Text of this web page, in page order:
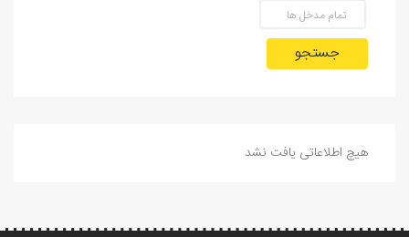
جستجو
هیچ اطلاعاتی یافت نشد